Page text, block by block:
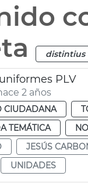
distintius
PLV
2 años
CIUDADANA
TEMÁTICA
JESÚS
UNIDADES